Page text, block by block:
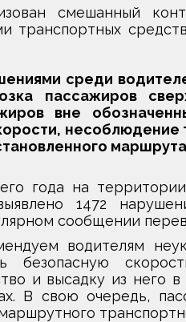
смешанный
транспортных
среди
пассажиров
вне
года на
1472
сообщении
водителям
безопасную
и высадку из него
В свою очередь,